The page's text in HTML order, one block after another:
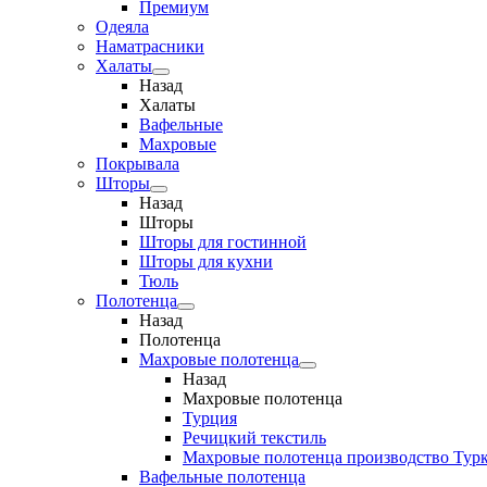
Премиум
Одеяла
Наматрасники
Халаты
Назад
Халаты
Вафельные
Махровые
Покрывала
Шторы
Назад
Шторы
Шторы для гостинной
Шторы для кухни
Тюль
Полотенца
Назад
Полотенца
Махровые полотенца
Назад
Махровые полотенца
Турция
Речицкий текстиль
Махровые полотенца производство
Вафельные полотенца